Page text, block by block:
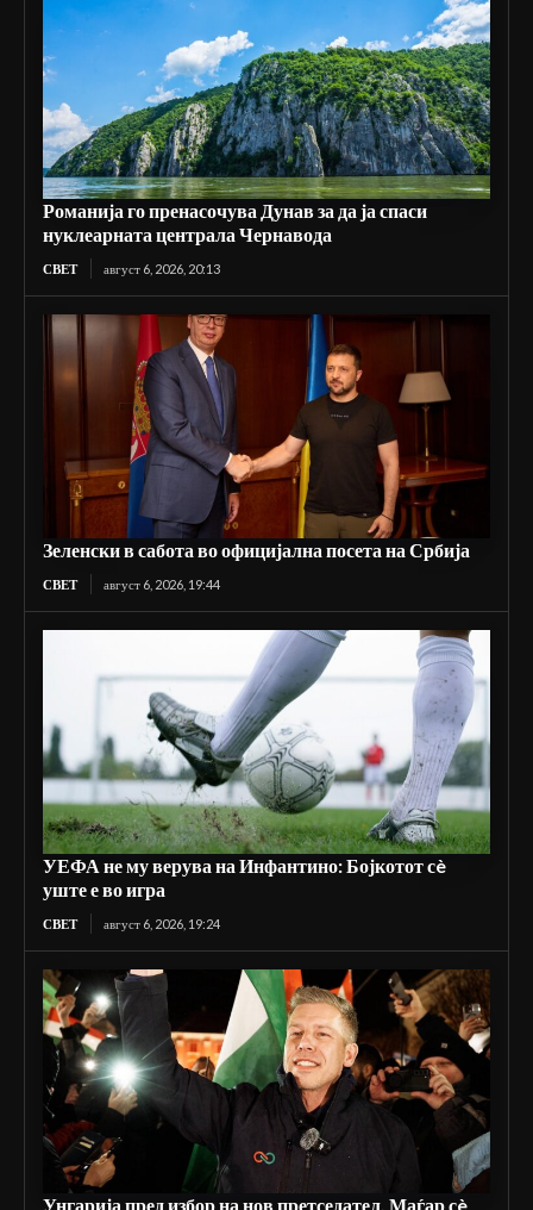
Романија го пренасочува Дунав за да ја спаси
нуклеарната централа Чернавода
СВЕТ август 6, 2026, 20:13
Зеленски в сабота во официјална посета на Србија
СВЕТ август 6, 2026, 19:44
УЕФА не му верува на Инфантино: Бојкотот сè
уште е во игра
СВЕТ август 6, 2026, 19:24
Унгарија пред избор на нов претседател, Маѓар сè